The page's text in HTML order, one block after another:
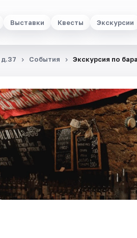
Выставки Квесты Экскурсии
События Экскурсия по